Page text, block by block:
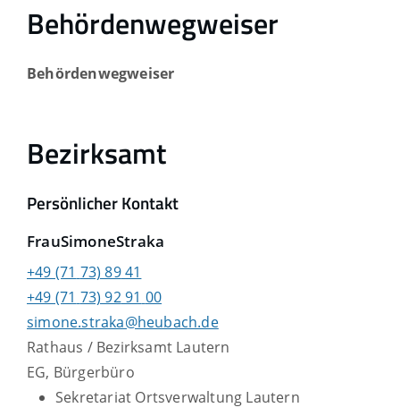
Behördenwegweiser
Behördenwegweiser
Bezirksamt
Persönlicher Kontakt
FrauSimoneStraka
+49 (71 73) 8941
+49 (71 73) 9291 00
simone.straka@heubach.de
Rathaus / Bezirksamt Lautern
EG, Bürgerbüro
Sekretariat Ortsverwaltung Lautern